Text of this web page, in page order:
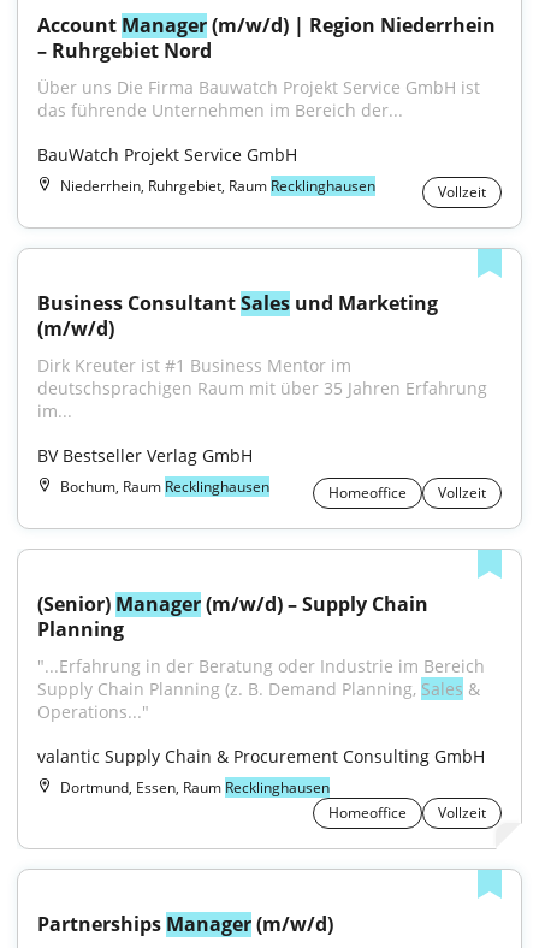
Account Manager (m/w/d) | Region Niederrhein
– Ruhrgebiet Nord
Über uns Die Firma Bauwatch Projekt Service GmbH ist
das führende Unternehmen im Bereich der...
BauWatch Projekt Service GmbH
Niederrhein, Ruhrgebiet, Raum Recklinghausen Vollzeit
Business Consultant Sales und Marketing
(m/w/d)
Dirk Kreuter ist #1 Business Mentor im
deutschsprachigen Raum mit über 35 Jahren Erfahrung
im...
BV Bestseller Verlag GmbH
Bochum, Raum Recklinghausen Homeoffice Vollzeit
(Senior) Manager (m/w/d) – Supply Chain
Planning
"...Erfahrung in der Beratung oder Industrie im Bereich
Supply Chain Planning (z. B. Demand Planning, Sales &
Operations..."
valantic Supply Chain & Procurement Consulting GmbH
Dortmund, Essen, Raum Recklinghausen
Homeoffice
Vollzeit
Partnerships Manager (m/w/d)